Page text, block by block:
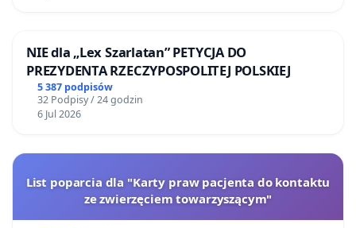
NIE dla „Lex Szarlatan” PETYCJA DO
PREZYDENTA RZECZYPOSPOLITEJ POLSKIEJ
5 387 podpisów
32 Podpisy / 24 godzin
6 Jul 2026
List poparcia dla "Karty praw pacjenta do kontaktu
ze zwierzęciem towarzyszącym"